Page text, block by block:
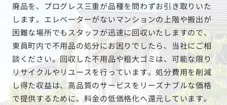
廃品を、プログレス三重が品種を問わずお引き取りいた
します。エレベーターがないマンションの上階や搬出が
困難な場所でもスタッフが迅速に回収いたしますので、
東員町内で不用品の処分にお困りでしたら、当社にご相
談ください。回収した不用品や粗大ゴミは、可能な限り
リサイクルやリユースを行っています。処分費用を削減
し得た収益は、高品質のサービスをリーズナブルな価格
で提供するために、料金の低価格化へ還元しています。